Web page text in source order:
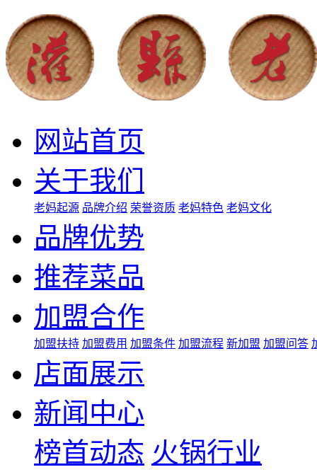
网站首页
关于我们
老妈起源 品牌介绍 荣誉资质 老妈特色 老妈文化
品牌优势
推荐菜品
加盟合作
加盟扶持 加盟费用 加盟条件 加盟流程 新加盟 加盟问答
店面展示
新闻中心
榜首动态 火锅行业